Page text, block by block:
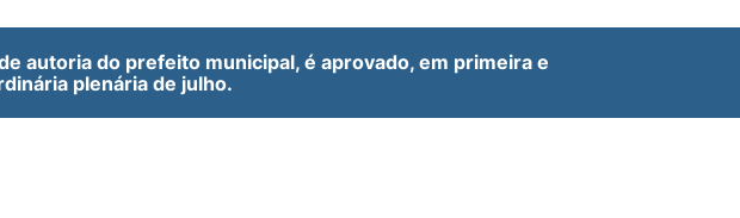
autoria do prefeito municipal, é aprovado, em primeira e
plenária de julho.